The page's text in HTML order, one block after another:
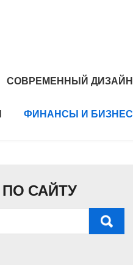
СОВРЕМЕННЫЙ ДИЗАЙН
ФИНАНСЫ И БИЗНЕС
САЙТУ